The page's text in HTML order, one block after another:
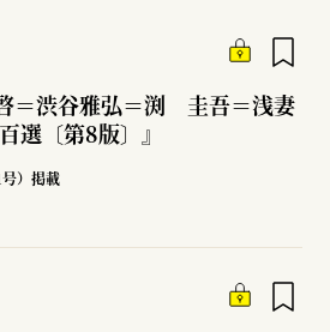
＝渋谷雅弘＝渕 圭吾＝浅妻
選〔第8版〕』
）掲載